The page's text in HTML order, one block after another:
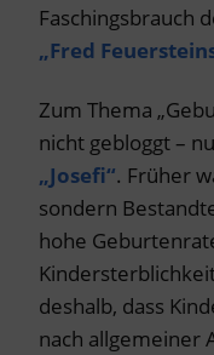
Faschingsbrauch
„Fred
Zum Thema
nicht gebloggt –
„Josefi“. Früher
sondern
hohe
deshalb, dass
nach allgemeiner